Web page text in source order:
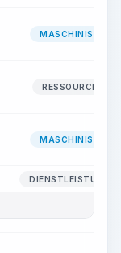
MASCHINIST
RESSOURCE
MASCHINIST
DIENSTLEISTUNG